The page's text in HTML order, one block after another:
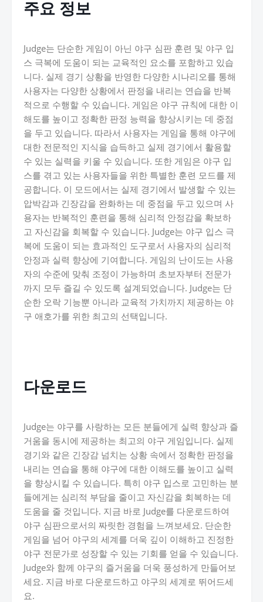
주요 정보
Judge는 단순한 게임이 아닌 야구 심판 훈련 및 야구 입
스 극복에 도움이 되는 교육적인 요소를 포함하고 있습
니다. 실제 경기 상황을 반영한 다양한 시나리오를 통해
사용자는 다양한 상황에서 판정을 내리는 연습을 반복
적으로 수행할 수 있습니다. 게임은 야구 규칙에 대한 이
해도를 높이고 정확한 판정 능력을 향상시키는 데 중점
을 두고 있습니다. 따라서 사용자는 게임을 통해 야구에
대한 전문적인 지식을 습득하고 실제 경기에서 활용할
수 있는 실력을 키울 수 있습니다. 또한 게임은 야구 입
스를 겪고 있는 사용자들을 위한 특별한 훈련 모드를 제
공합니다. 이 모드에서는 실제 경기에서 발생할 수 있는
압박감과 긴장감을 완화하는 데 중점을 두고 있으며 사
용자는 반복적인 훈련을 통해 심리적 안정감을 확보하
고 자신감을 회복할 수 있습니다. Judge는 야구 입스 극
복에 도움이 되는 효과적인 도구로서 사용자의 심리적
안정과 실력 향상에 기여합니다. 게임의 난이도는 사용
자의 수준에 맞춰 조정이 가능하며 초보자부터 전문가
까지 모두 즐길 수 있도록 설계되었습니다. Judge는 단
순한 오락 기능뿐 아니라 교육적 가치까지 제공하는 야
구 애호가를 위한 최고의 선택입니다.
다운로드
Judge는 야구를 사랑하는 모든 분들에게 실력 향상과 즐
거움을 동시에 제공하는 최고의 야구 게임입니다. 실제
경기와 같은 긴장감 넘치는 상황 속에서 정확한 판정을
내리는 연습을 통해 야구에 대한 이해도를 높이고 실력
을 향상시킬 수 있습니다. 특히 야구 입스로 고민하는 분
들에게는 심리적 부담을 줄이고 자신감을 회복하는 데
도움을 줄 것입니다. 지금 바로 Judge를 다운로드하여
야구 심판으로서의 짜릿한 경험을 느껴보세요. 단순한
게임을 넘어 야구의 세계를 더욱 깊이 이해하고 진정한
야구 전문가로 성장할 수 있는 기회를 얻을 수 있습니다.
Judge와 함께 야구의 즐거움을 더욱 풍성하게 만들어보
세요. 지금 바로 다운로드하고 야구의 세계로 뛰어드세
요.